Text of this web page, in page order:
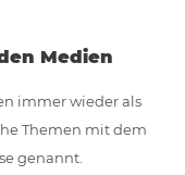
Medien
immer wieder als
Themen mit dem
genannt.